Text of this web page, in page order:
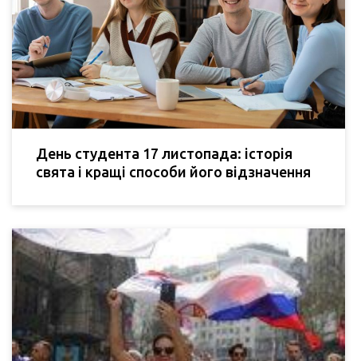
День студента 17 листопада: історія
свята і кращі способи його відзначення